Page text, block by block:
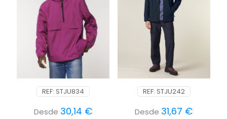
REF: STJU834
Desde 30,14 €
REF: STJU242
Desde 31,67 €